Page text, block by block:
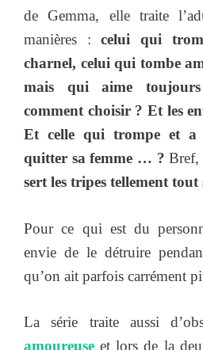
de Gemma, elle traite
manières : celui qui
charnel, celui qui tombe
mais qui aime
comment choisir ? Et les
Et celle qui trompe et
quitter sa femme … ? Bref,
sert les tripes tellement tout
Pour ce qui est du
envie de le détruire
qu’on ait parfois carrément
La série traite aussi
amoureuse et lors de la